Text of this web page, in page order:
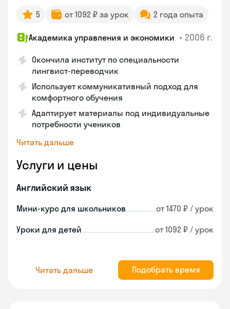
5 от 1092 ₽ за урок 2 года опыта
Академика управления и экономики • 2006 г.
Окончила институт по специальности
лингвист-переводчик
Использует коммуникативный подход для
комфортного обучения
Адаптирует материалы под индивидуальные
потребности учеников
Читать дальше
Услуги и цены
Английский язык
Мини-курс для школьников от 1470 ₽ / урок
Уроки для детей от 1092 ₽ / урок
Читать дальше Подобрать время